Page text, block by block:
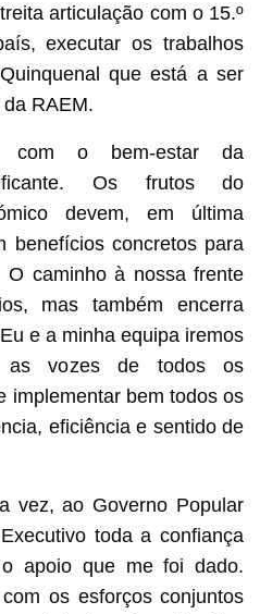
articulação com o 15.º
executar os trabalhos
que está a ser
RAEM.
com o bem-estar da
Os frutos do
devem, em última
benefícios concretos para
caminho à nossa frente
mas também encerra
e a minha equipa iremos
as vozes de todos os
implementar bem todos os
eficiência e sentido de
vez, ao Governo Popular
toda a confiança
apoio que me foi dado.
os esforços conjuntos